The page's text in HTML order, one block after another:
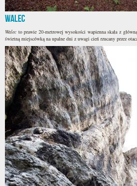
Walec
Walec to prawie 20-metrowej wysokości wapienna skała z
świetną miejscówką na upalne dni z uwagi cień rzucany przez